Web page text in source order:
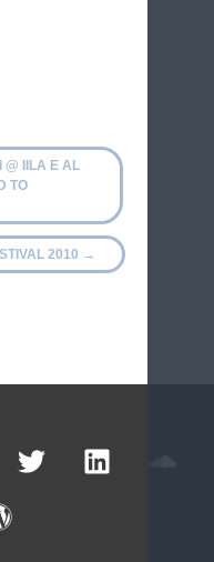
@ IILA E AL
TO
2010 →